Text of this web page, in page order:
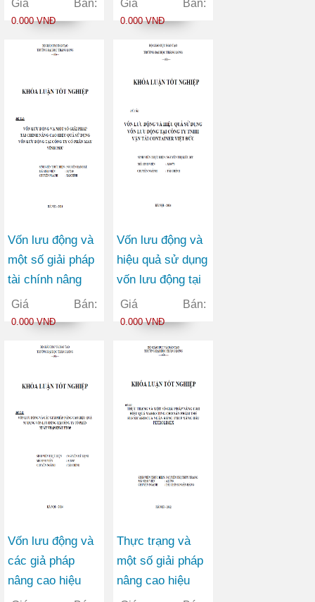
Châu Hưng
Giá Bán:
0.000 VNĐ
ty Cổ phần Viễn
Giá Bán:
0.000 VNĐ
Vốn lưu động và
một số giải pháp
tài chính nâng
cao hiệu quả sử
dụng vốn lưu
Cổ phần May
Giá Bán:
0.000 VNĐ
Vốn lưu động và
hiệu quả sử dụng
vốn lưu động tại
công ty TNHH
vận tải container
Giá Bán:
0.000 VNĐ
Vốn lưu động và
các giả pháp
nâng cao hiệu
Thực trạng và
một số giải pháp
nâng cao hiệu